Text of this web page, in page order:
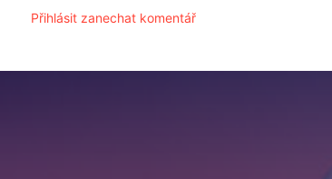
Přihlásit zanechat komentář